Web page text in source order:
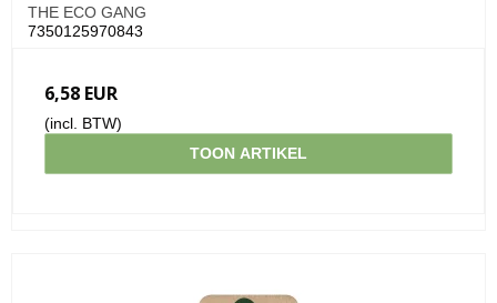
THE ECO GANG
7350125970843
6,58 EUR
(incl. BTW)
TOON ARTIKEL